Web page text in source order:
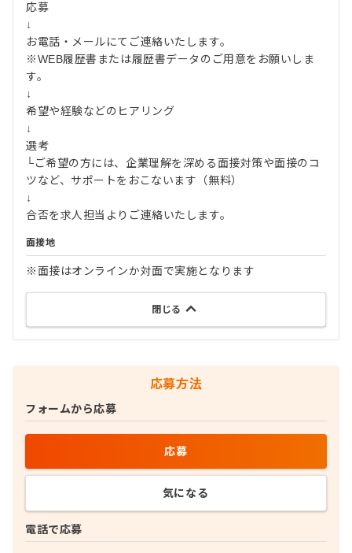
応募
↓
お電話・メールにてご連絡いたします。
※WEB履歴書または履歴書データのご用意をお願いしま
す。
↓
希望や経験などのヒアリング
↓
選考
└ご希望の方には、企業理解を深める面接対策や面接のコ
ツなど、サポートをおこないます（無料）
↓
合否を求人担当よりご連絡いたします。
面接地
※面接はオンラインか対面で実施となります
閉じる
応募方法
電話で応募
フォームから応募
応募
気になる